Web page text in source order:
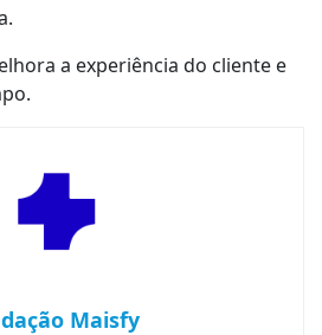
a experiência do cliente e
Maisfy